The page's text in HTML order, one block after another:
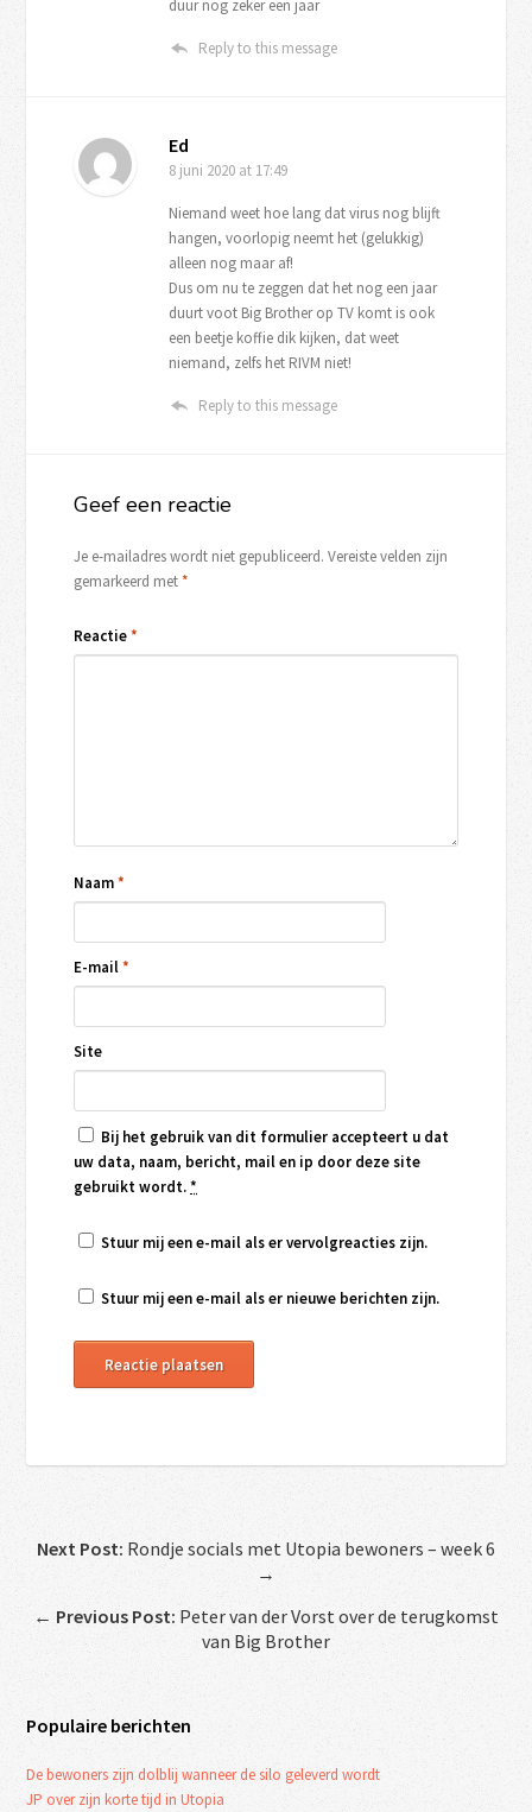
duur nog zeker een jaar
Reply to this message
Ed
8 juni 2020 at 17:49
Niemand weet hoe lang dat virus nog blijft
hangen, voorlopig neemt het (gelukkig)
alleen nog maar af!
Dus om nu te zeggen dat het nog een jaar
duurt voot Big Brother op TV komt is ook
een beetje koffie dik kijken, dat weet
niemand, zelfs het RIVM niet!
Reply to this message
Geef een reactie
Je e-mailadres wordt niet gepubliceerd. Vereiste velden zijn
gemarkeerd met*
Reactie*
Naam*
E-mail*
Site
Bij het gebruik van dit formulier accepteert u dat
uw data, naam, bericht, mail en ip door deze site
gebruikt wordt.*
Stuur mij een e-mail als er vervolgreacties zijn.
Stuur mij een e-mail als er nieuwe berichten zijn.
Next Post: Rondje socials met Utopia bewoners – week 6
→
← Previous Post: Peter van der Vorst over de terugkomst
van Big Brother
Populaire berichten
De bewoners zijn dolblij wanneer de silo geleverd wordt
JP over zijn korte tijd in Utopia